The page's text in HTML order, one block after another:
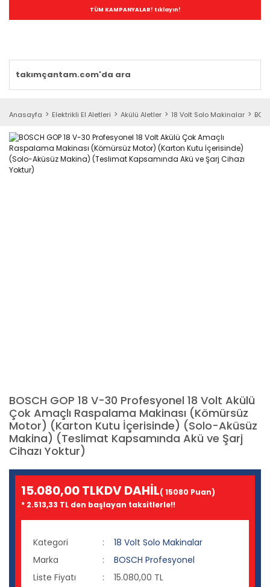
TÜM KAMPANYALAR! tıklayın!
Anasayfa Elektrikli El Aletleri Akülü Aletler 18 Volt Solo Makinalar
BOSCH GOP 18 V-30 Profesyonel 18 Volt Akülü
Çok Amaçlı Raspalama Makinası (Kömürsüz
Motor) (Karton Kutu İçerisinde) (Solo-Aküsüz
Makina) (Teslimat Kapsamında Akü ve Şarj
Cihazı Yoktur)
15.080,00 TLKDV DAHİL( 15080 Puan)
* 2.513,33 TL den başlayan taksitlerle!!
Kategori
18 Volt Solo Makinalar
Marka
BOSCH Profesyonel
Liste Fiyatı
15.080,00 TL